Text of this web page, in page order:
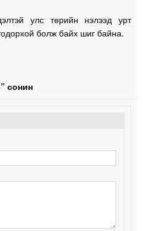
улс төрийн нэлээд урт
болж байх шиг байна.
сонин